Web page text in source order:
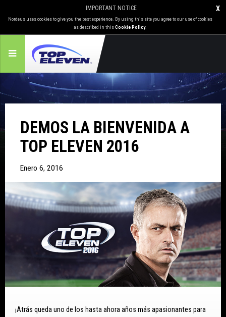
X
IMPORTANT NOTICE
Nordeus uses cookies to give you the best experience. By using this site you agree to our use of cookies
as described in thisCookie Policy.
DEMOS LA BIENVENIDA A
TOP ELEVEN 2016
Enero 6, 2016
¡Atrás queda uno de los hasta ahora años más apasionantes para